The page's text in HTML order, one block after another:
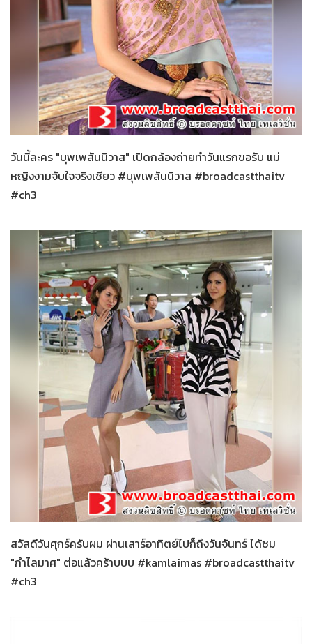
30-01-2559 บุพเพสันนิวาส
วันนี้ละคร "บุพเพสันนิวาส" เปิดกล้องถ่ายทำวันแรกขอรับ แม่
หญิงงามจับใจจริงเชียว #บุพเพสันนิวาส #broadcastthaitv
#ch3
29-01-2559 กำไลมาศ
สวัสดีวันศุกร์ครับผม ผ่านเสาร์อาทิตย์ไปก็ถึงวันจันทร์ ได้ชม
"กำไลมาศ" ต่อแล้วคร้าบบบ #kamlaimas #broadcastthaitv
#ch3